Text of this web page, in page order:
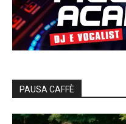
PAUSA CAFFÈ